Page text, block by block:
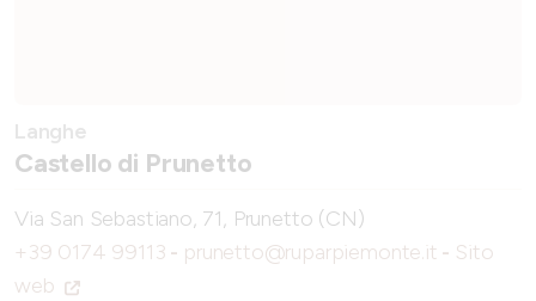
Langhe
Castello di Prunetto
Via San Sebastiano, 71, Prunetto (CN)
+39 0174 99113 - prunetto@ruparpiemonte.it - Sito
web